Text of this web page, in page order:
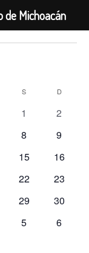
S D
0
1
0
2
0
8
0
9
0
15
0
16
0
22
0
23
0
29
0
30
0
5
0
6
de Michoacán